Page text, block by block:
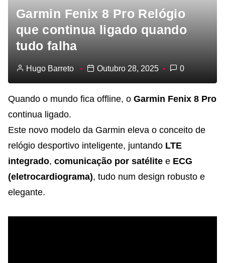
Garmin Fenix 8 Pro Relógio
que continua ligado quando
tudo falha
Hugo Barreto Outubro 28, 2025 0
Quando o mundo fica offline, o Garmin Fenix 8 Pro
continua ligado.
Este novo modelo da Garmin eleva o conceito de
relógio desportivo inteligente, juntando LTE
integrado, comunicação por satélitee ECG
(eletrocardiograma), tudo num design robusto e
elegante.